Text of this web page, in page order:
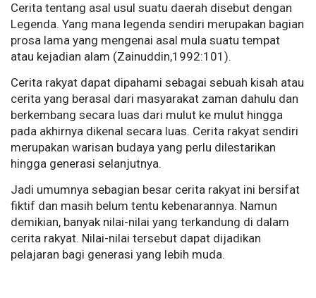
Cerita tentang asal usul suatu daerah disebut dengan
Legenda. Yang mana legenda sendiri merupakan bagian
prosa lama yang mengenai asal mula suatu tempat
atau kejadian alam (Zainuddin,1992:101).
Cerita rakyat dapat dipahami sebagai sebuah kisah atau
cerita yang berasal dari masyarakat zaman dahulu dan
berkembang secara luas dari mulut ke mulut hingga
pada akhirnya dikenal secara luas. Cerita rakyat sendiri
merupakan warisan budaya yang perlu dilestarikan
hingga generasi selanjutnya.
Jadi umumnya sebagian besar cerita rakyat ini bersifat
fiktif dan masih belum tentu kebenarannya. Namun
demikian, banyak nilai-nilai yang terkandung di dalam
cerita rakyat. Nilai-nilai tersebut dapat dijadikan
pelajaran bagi generasi yang lebih muda.